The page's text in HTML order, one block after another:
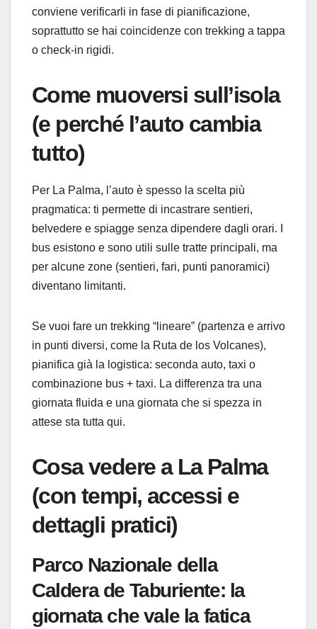
conviene verificarli in fase di pianificazione,
soprattutto se hai coincidenze con trekking a tappa
o check-in rigidi.
Come muoversi sull’isola
(e perché l’auto cambia
tutto)
Per La Palma, l’auto è spesso la scelta più
pragmatica: ti permette di incastrare sentieri,
belvedere e spiagge senza dipendere dagli orari. I
bus esistono e sono utili sulle tratte principali, ma
per alcune zone (sentieri, fari, punti panoramici)
diventano limitanti.
Se vuoi fare un trekking “lineare” (partenza e arrivo
in punti diversi, come la Ruta de los Volcanes),
pianifica già la logistica: seconda auto, taxi o
combinazione bus + taxi. La differenza tra una
giornata fluida e una giornata che si spezza in
attese sta tutta qui.
Cosa vedere a La Palma
(con tempi, accessi e
dettagli pratici)
Parco Nazionale della
Caldera de Taburiente: la
giornata che vale la fatica